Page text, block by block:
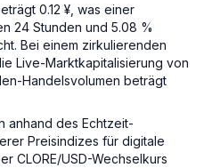
0.12 ¥, was einer
24 Stunden und 5.08 %
Bei einem zirkulierenden
Live-Marktkapitalisierung von
Handelsvolumen beträgt
anhand des Echtzeit-
Preisindizes für digitale
CLORE/USD-Wechselkurs